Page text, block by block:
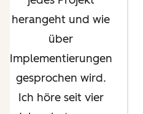
herangeht und wie
über
Implementierungen
gesprochen wird.
Ich höre seit vier